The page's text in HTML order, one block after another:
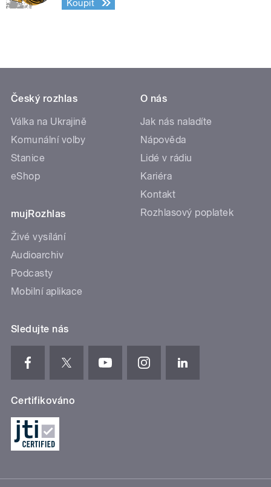
Koupit
Český rozhlas
Válka na Ukrajině
Komunální volby
Stanice
eShop
mujRozhlas
Živé vysílání
Audioarchiv
Podcasty
Mobilní aplikace
O nás
Jak nás naladíte
Nápověda
Lidé v rádiu
Kariéra
Kontakt
Rozhlasový poplatek
Sledujte nás
Certifikováno